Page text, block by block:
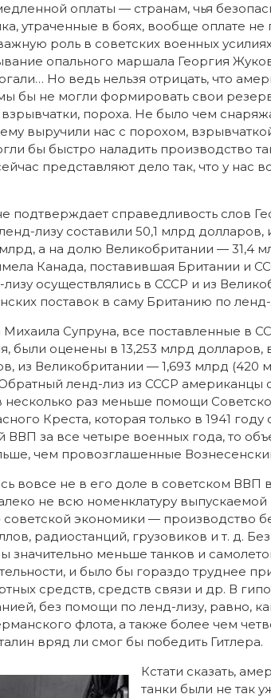
оплаты — странам, чья
утраченные в боях, вообще оплате
роль в советских военных
опального маршала Георгия
Но ведь нельзя отрицать, что
бы не могли формировать свои
пороха. Не было чем
выручили нас с порохом,
бы быстро наладить производство
представляют дело так, что у нас
подтверждает справедливость слов
лизу составили 50,1 млрд
а на долю Великобритании — 31,4
Канада, поставившая Британии и
осуществлялись в СССР и из
поставок в саму Британию по ленд-
Супруна, все поставленные в
были оценены в 13,253 млрд долларов,
из Великобритании — 1,693 млрд (420
ленд-лиз из СССР американцы
несколько раз меньше помощи
Креста, которая только в 1941 году
ВВП за все четыре военных года, то
чем провозглашенные
вовсе не в его доле в советском ВВП
не всю номенклатуру
экономики — производство
радиостанций, грузовиков и т. д.
значительно меньше танков и
и было бы гораздо труднее
средств, средств связи и др. В
без помощи по ленд-лизу, равно,
флота, а также более чем
вряд ли смог бы победить Гитлера.
Кстати сказать,
танки были не так